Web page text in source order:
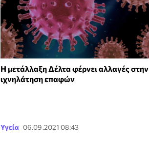
Η μετάλλαξη Δέλτα φέρνει αλλαγές στην
ιχνηλάτηση επαφών
Υγεία 06.09.2021 08:43